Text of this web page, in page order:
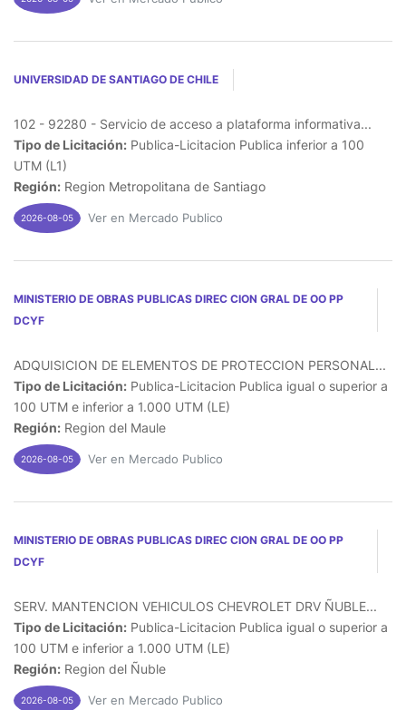
UNIVERSIDAD DE SANTIAGO DE CHILE
102 - 92280 - Servicio de acceso a plataforma informativa...
Tipo de Licitación: Publica-Licitacion Publica inferior a 100
UTM (L1)
Región: Region Metropolitana de Santiago
2026-08-05 Ver en Mercado Publico
MINISTERIO DE OBRAS PUBLICAS DIREC CION GRAL DE OO PP
DCYF
ADQUISICION DE ELEMENTOS DE PROTECCION PERSONAL...
Tipo de Licitación: Publica-Licitacion Publica igual o superior a
100 UTM e inferior a 1.000 UTM (LE)
Región: Region del Maule
2026-08-05 Ver en Mercado Publico
MINISTERIO DE OBRAS PUBLICAS DIREC CION GRAL DE OO PP
DCYF
SERV. MANTENCION VEHICULOS CHEVROLET DRV ÑUBLE...
Tipo de Licitación: Publica-Licitacion Publica igual o superior a
100 UTM e inferior a 1.000 UTM (LE)
Región: Region del Ñuble
2026-08-05 Ver en Mercado Publico